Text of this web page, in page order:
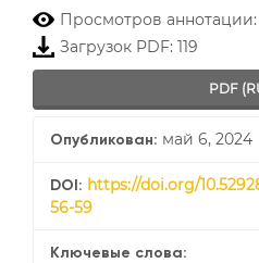
Просмотров аннотации:
Загрузок PDF: 119
PDF
Опубликован: май 6, 2024
DOI: https://doi.org/
56-59
Ключевые слова: